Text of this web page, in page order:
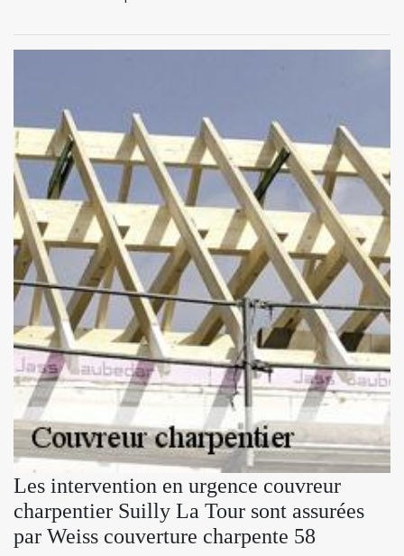
Les intervention en urgence couvreur
charpentier Suilly La Tour sont assurées
par Weiss couverture charpente 58